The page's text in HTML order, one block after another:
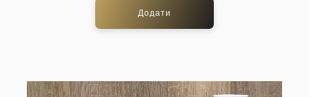
Додати